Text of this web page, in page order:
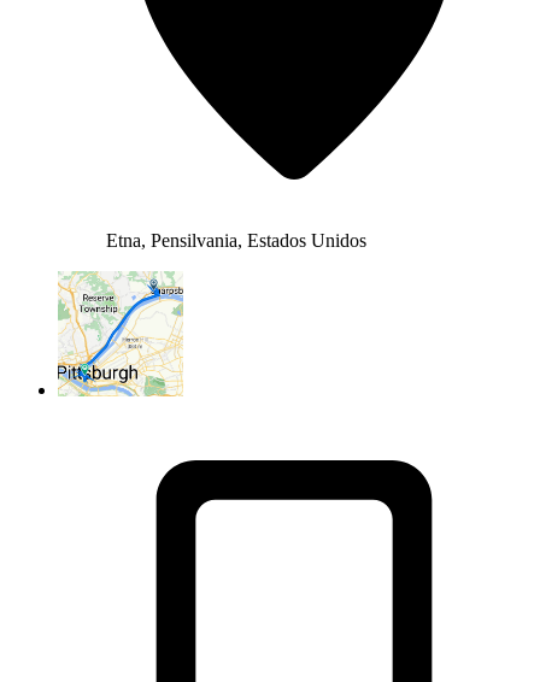
Etna, Pensilvania, Estados Unidos